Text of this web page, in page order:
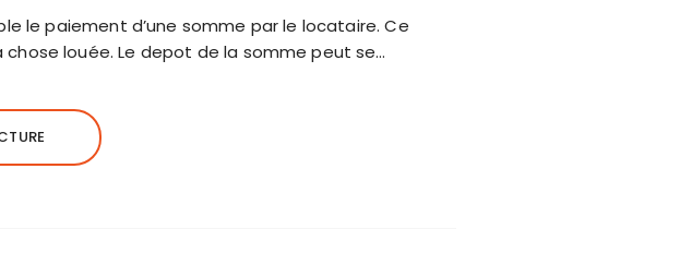
le paiement d’une somme par le locataire. Ce
louée. Le depot de la somme peut se…